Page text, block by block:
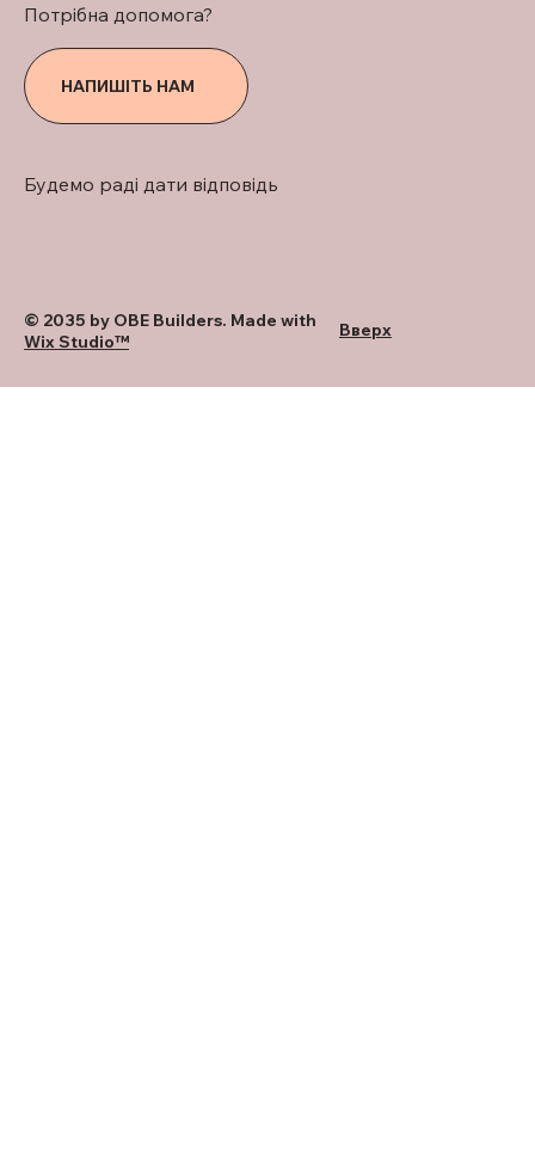
Будемо раді дати відповідь
НАПИШІТЬ НАМ
Потрібна допомога?
© 2035 by OBE Builders. Made with
Wix Studio™
Вверх